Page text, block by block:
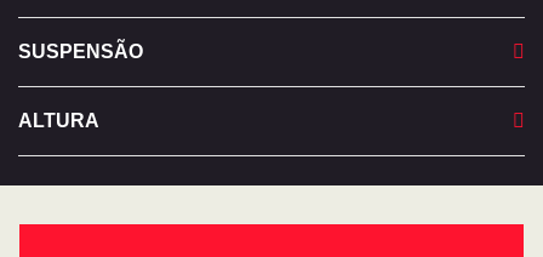
SUSPENSÃO
ALTURA